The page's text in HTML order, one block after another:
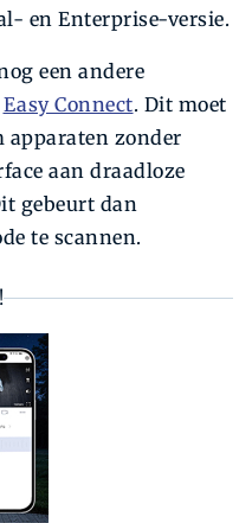
en Enterprise-versie.
een andere
Easy Connect. Dit moet
apparaten zonder
aan draadloze
gebeurt dan
te scannen.